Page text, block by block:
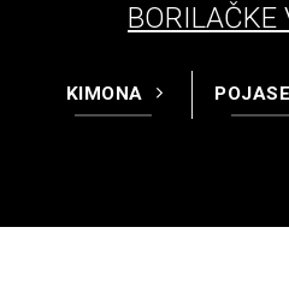
BORILAČKE
KIMONA